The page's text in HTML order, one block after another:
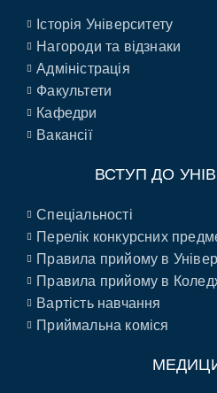
Історія Університету
Нагороди та відзнаки
Адміністрація
Факультети
Кафедри
Вакансії
ВСТУП ДО
Спеціальності
Перелік конкурсних
Правила прийому в
Правила прийому в
Вартість навчання
Приймальна коміся